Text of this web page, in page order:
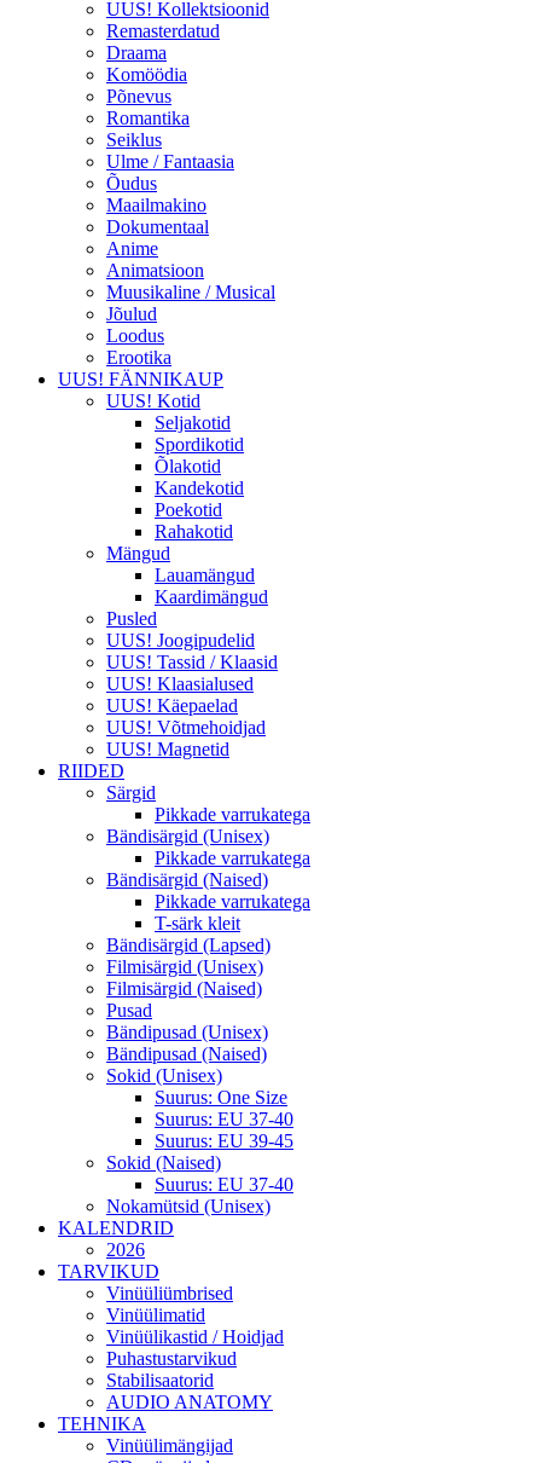
UUS! Kollektsioonid
Remasterdatud
Draama
Komöödia
Põnevus
Romantika
Seiklus
Ulme / Fantaasia
Õudus
Maailmakino
Dokumentaal
Anime
Animatsioon
Muusikaline / Musical
Jõulud
Loodus
Erootika
UUS! FÄNNIKAUP
UUS! Kotid
Seljakotid
Spordikotid
Õlakotid
Kandekotid
Poekotid
Rahakotid
Mängud
Lauamängud
Kaardimängud
Pusled
UUS! Joogipudelid
UUS! Tassid / Klaasid
UUS! Klaasialused
UUS! Käepaelad
UUS! Võtmehoidjad
UUS! Magnetid
RIIDED
Särgid
Pikkade varrukatega
Bändisärgid (Unisex)
Pikkade varrukatega
Bändisärgid (Naised)
Pikkade varrukatega
T-särk kleit
Bändisärgid (Lapsed)
Filmisärgid (Unisex)
Filmisärgid (Naised)
Pusad
Bändipusad (Unisex)
Bändipusad (Naised)
Sokid (Unisex)
Suurus: One Size
Suurus: EU 37-40
Suurus: EU 39-45
Sokid (Naised)
Suurus: EU 37-40
Nokamütsid (Unisex)
KALENDRID
2026
TARVIKUD
Vinüüliümbrised
Vinüülimatid
Vinüülikastid / Hoidjad
Puhastustarvikud
Stabilisaatorid
AUDIO ANATOMY
TEHNIKA
Vinüülimängijad